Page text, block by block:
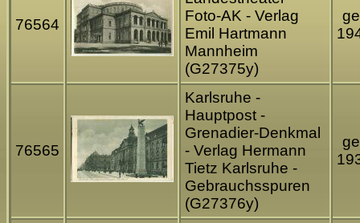
76564
Foto-AK - Verlag
Emil Hartmann
Mannheim
(G27375y)
76565
Karlsruhe -
Hauptpost -
Grenadier-Denkmal
- Verlag Hermann
Tietz Karlsruhe -
Gebrauchsspuren
(G27376y)